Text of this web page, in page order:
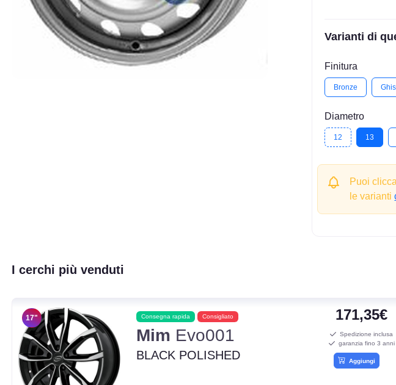
Varianti di
Finitura
Bronze
Diametro
12 13
Puoi
le varianti
I cerchi più venduti
17" Consegna rapida Consigliato
Mim Evo001
BLACK POLISHED
171,35€
Spedizione inclusa
garanzia fino 3 anni
Aggiungi